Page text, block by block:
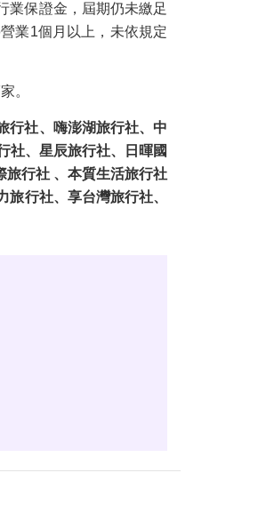
業保證金，屆期仍未繳足
業1個月以上，未依規定
。
行社、嗨澎湖旅行社、中
社、星辰旅行社、日暉國
旅行社 、本質生活旅行社
行社、享台灣旅行社、